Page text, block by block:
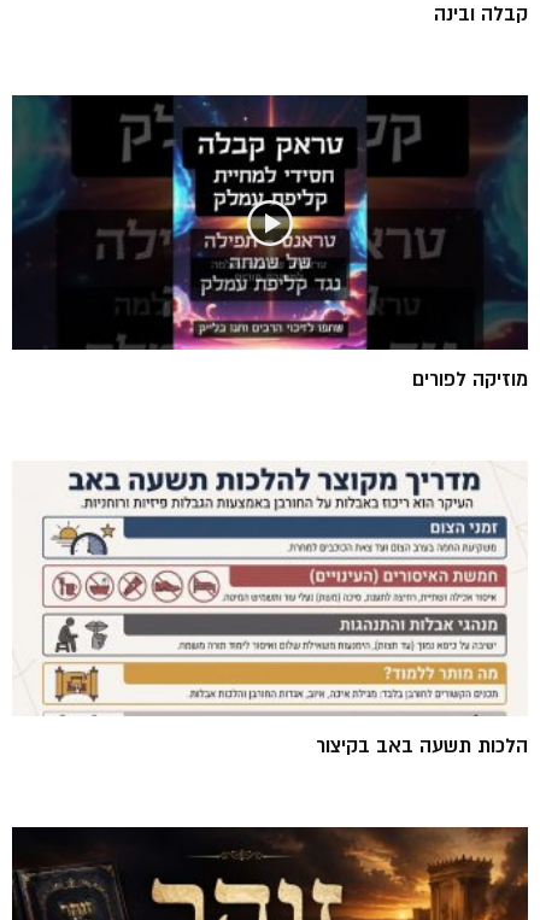
קבלה ובינה
מוזיקה לפורים
הלכות תשעה באב בקיצור